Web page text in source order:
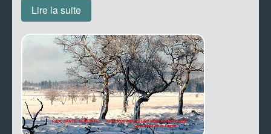
Lire la suite